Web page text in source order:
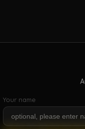
Your name